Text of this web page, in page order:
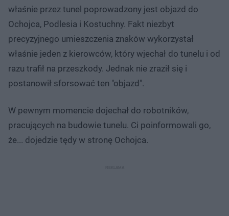
właśnie przez tunel poprowadzony jest objazd do
Ochojca, Podlesia i Kostuchny. Fakt niezbyt
precyzyjnego umieszczenia znaków wykorzystał
właśnie jeden z kierowców, który wjechał do tunelu i od
razu trafił na przeszkody. Jednak nie zraził się i
postanowił sforsować ten "objazd".
W pewnym momencie dojechał do robotników,
pracujących na budowie tunelu. Ci poinformowali go,
że... dojedzie tędy w stronę Ochojca.